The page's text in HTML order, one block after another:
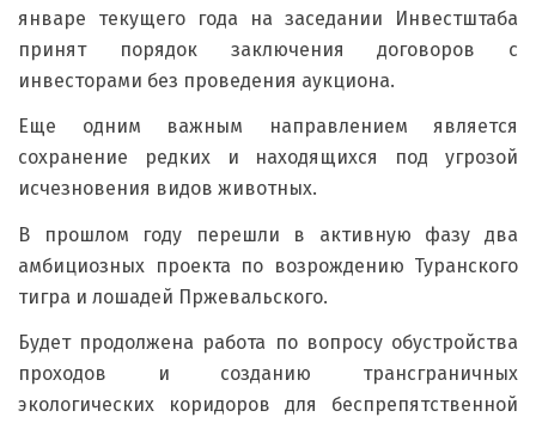
январе текущего года на заседании Инвестштаба
принят порядок заключения договоров с
инвесторами без проведения аукциона.
Еще одним важным направлением является
сохранение редких и находящихся под угрозой
исчезновения видов животных.
В прошлом году перешли в активную фазу два
амбициозных проекта по возрождению Туранского
тигра и лошадей Пржевальского.
Будет продолжена работа по вопросу обустройства
проходов и созданию трансграничных
экологических коридоров для беспрепятственной